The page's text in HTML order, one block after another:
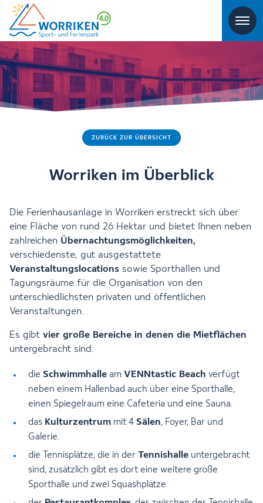
ZURÜCK ZUR ÜBERSICHT
Worriken im Überblick
Die Ferienhausanlage in Worriken erstreckt sich über
eine Fläche von rund 26 Hektar und bietet Ihnen neben
zahlreichen Übernachtungsmöglichkeiten,
verschiedenste, gut ausgestattete
Veranstaltungslocations sowie Sporthallen und
Tagungsräume für die Organisation von den
unterschiedlichsten privaten und öffentlichen
Veranstaltungen.
Es gibt vier große Bereiche in denen die Mietflächen
untergebracht sind:
die Schwimmhalle am VENNtastic Beach verfügt
neben einem Hallenbad auch über eine Sporthalle,
einen Spiegelraum eine Cafeteria und eine Sauna.
das Kulturzentrum mit 4 Sälen, Foyer, Bar und
Galerie.
die Tennisplätze, die in der Tennishalle untergebracht
sind, zusätzlich gibt es dort eine weitere große
Sporthalle und zwei Squashplätze.